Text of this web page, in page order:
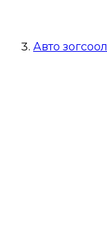
Авто зогсоол